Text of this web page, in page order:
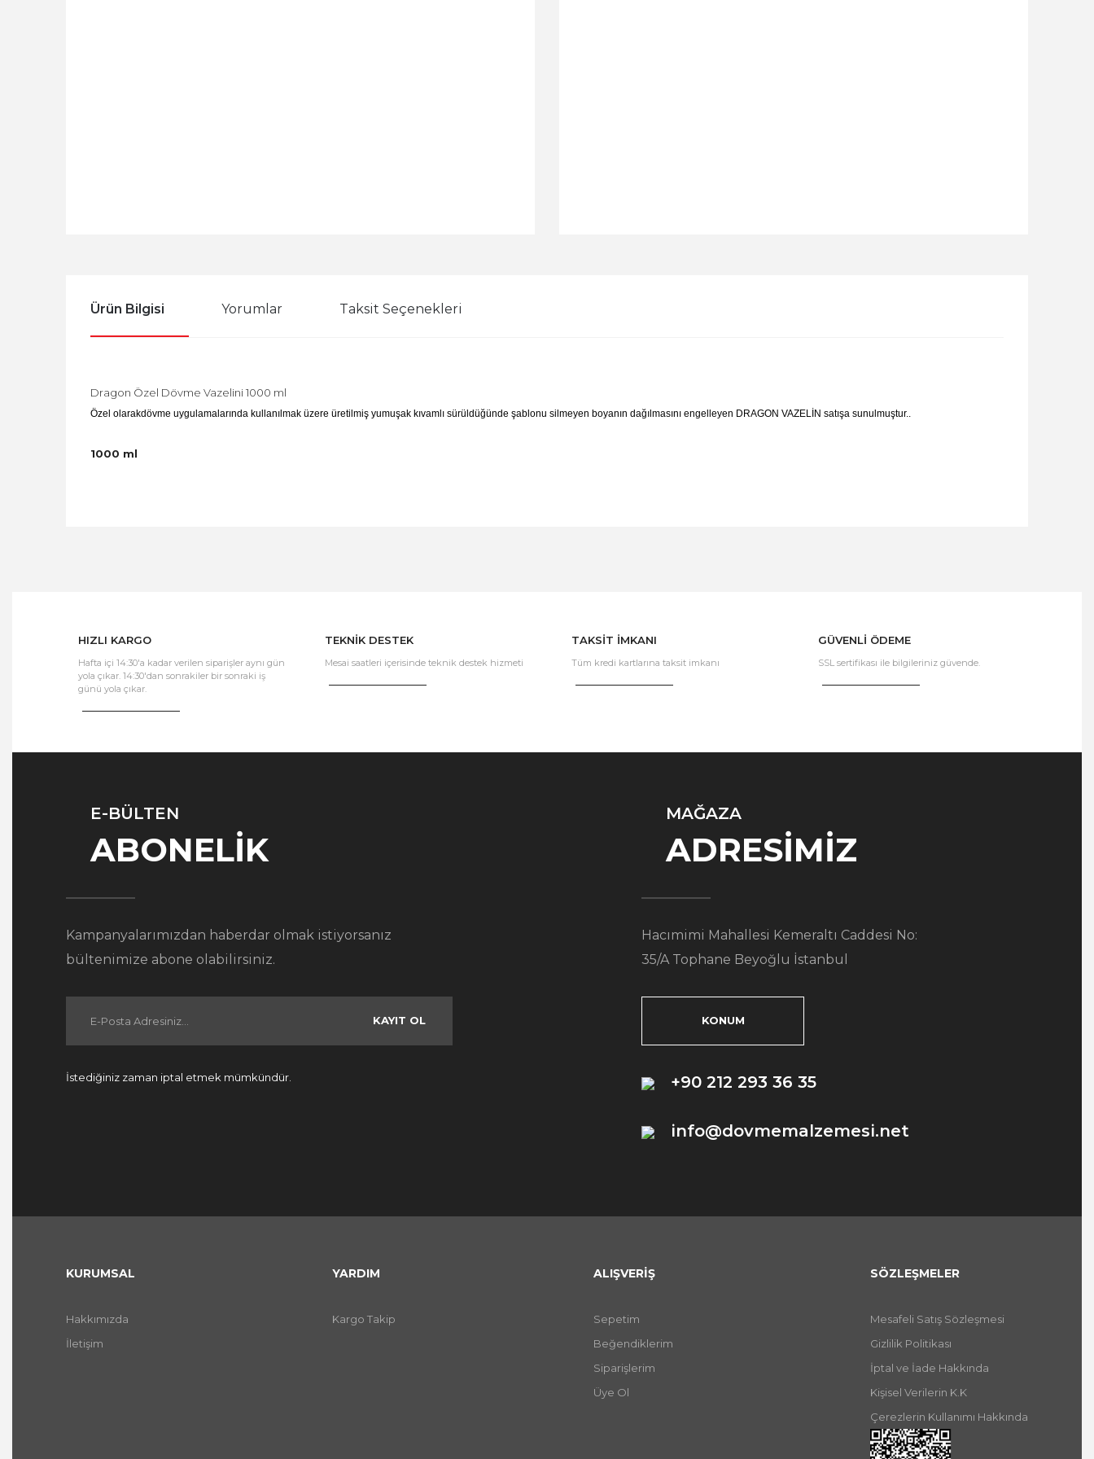
Ürün Bilgisi Yorumlar Taksit Seçenekleri
Dragon Özel Dövme Vazelini 1000 ml
Özel olarakdövme uygulamalarında kullanılmak üzere üretilmiş yumuşak kıvamlı sürüldüğünde şablonu silmeyen boyanın dağılmasını engelleyen DRAGON VAZELİN satışa sunulmuştur..
1000 ml
HIZLI KARGO
Hafta içi 14:30'a kadar verilen siparişler aynı gün
yola çıkar. 14:30'dan sonrakiler bir sonraki iş
günü yola çıkar.
TEKNİK DESTEK
Mesai saatleri içerisinde teknik destek hizmeti
TAKSİT İMKANI
Tüm kredi kartlarına taksit imkanı
GÜVENLİ ÖDEME
SSL sertifikası ile bilgileriniz güvende.
E-BÜLTEN
ABONELİK
Kampanyalarımızdan haberdar olmak istiyorsanız
bültenimize abone olabilirsiniz.
KAYIT OL
İstediğiniz zaman iptal etmek mümkündür.
MAĞAZA
ADRESİMİZ
Hacımimi Mahallesi Kemeraltı Caddesi No:
35/A Tophane Beyoğlu İstanbul
KONUM
+90 212 293 36 35
info@dovmemalzemesi.net
KURUMSAL
Hakkımızda
İletişim
YARDIM
Kargo Takip
ALIŞVERİŞ
Sepetim
Beğendiklerim
Siparişlerim
Üye Ol
SÖZLEŞMELER
Mesafeli Satış Sözleşmesi
Gizlilik Politikası
İptal ve İade Hakkında
Kişisel Verilerin K.K
Çerezlerin Kullanımı Hakkında